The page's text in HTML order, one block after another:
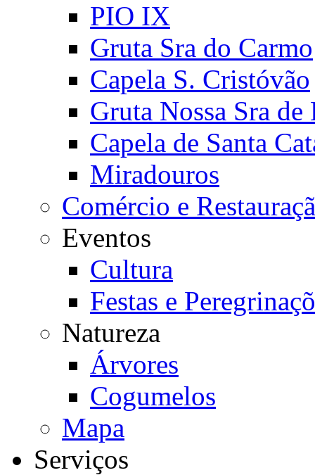
PIO IX
Gruta Sra do Carmo
Capela S. Cristóvão
Gruta Nossa Sra de
Capela de Santa
Miradouros
Comércio e
Eventos
Cultura
Festas e
Natureza
Árvores
Cogumelos
Mapa
Serviços